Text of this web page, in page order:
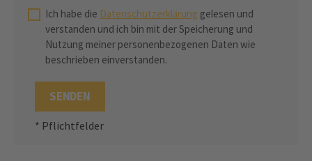
Ich habe die Datenschutzerklärung gelesen und
verstanden und ich bin mit der Speicherung und
Nutzung meiner personenbezogenen Daten wie
beschrieben einverstanden.
* Pflichtfelder